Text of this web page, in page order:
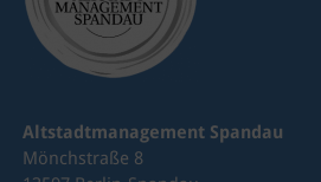
Altstadtmanagement Spandau
Mönchstraße 8